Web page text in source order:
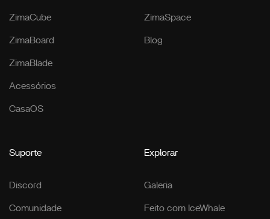
ZimaCube
ZimaBoard
ZimaBlade
Acessórios
CasaOS
ZimaSpace
Blog
Suporte
Discord
Comunidade
Explorar
Galeria
Feito com IceWhale